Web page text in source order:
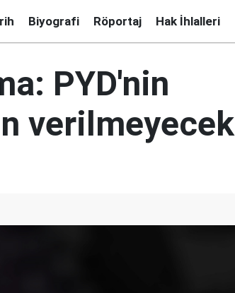
Biyografi Röportaj Hak İhlalleri
PYD'nin
verilmeyecek